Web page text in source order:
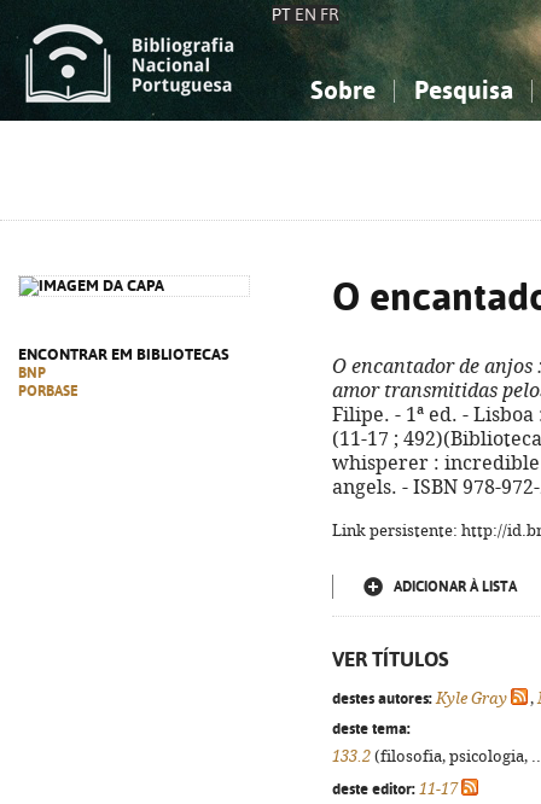
PT EN FR
Sobre Pesquisa
ENCONTRAR EM BIBLIOTECAS
BNP
PORBASE
O
O encantador de anjos
amor transmitidas
Filipe. - 1ª ed. - Lisboa
(11-17 ;
whisperer :
angels. - ISBN 978-
Link persistente: http://
ADICIONAR À LISTA
VER TÍTULOS
destes autores: Kyle Gray ,
deste tema:
133.2 (filosofia, psicologia,
deste editor: 11-17